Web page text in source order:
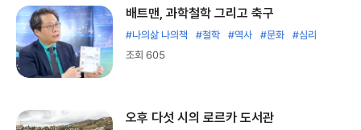
배트맨, 과학철학 그리고 축구
#나의삶 나의책 #철학 #역사 #문화
#심리
조회 605
오후 다섯 시의 로르카 도서관